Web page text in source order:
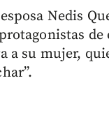
Nedis
a su mujer,